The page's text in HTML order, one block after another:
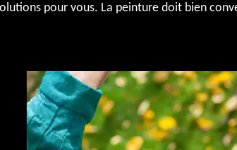
pour vous. La peinture doit bien